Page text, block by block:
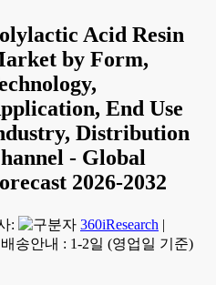
Acid Resin
by Form,
End Use
Distribution
- Global
2026-2032
: 360iResearch |
배송안내 : 1-2일 (영업일 기준)